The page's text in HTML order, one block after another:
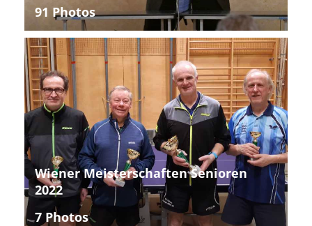
91 Photos
Wiener Meisterschaften Senioren
2022
7 Photos